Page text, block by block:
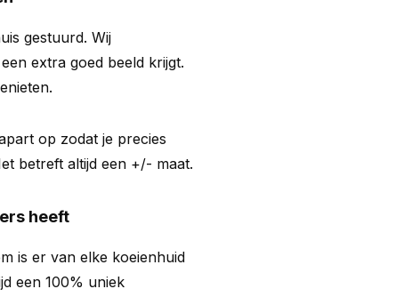
gestuurd. Wij
extra goed beeld krijgt.
op zodat je precies
betreft altijd een +/- maat.
heeft
is er van elke koeienhuid
een 100% uniek